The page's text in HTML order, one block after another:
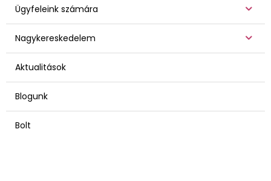
Ügyfeleink számára
Nagykereskedelem
Aktualitások
Blogunk
Bolt